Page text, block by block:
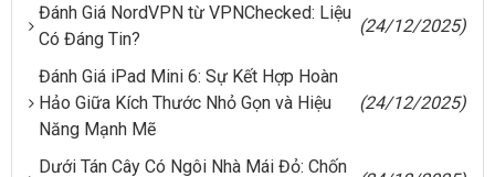
Đánh Giá NordVPN từ VPNChecked: Liệu
Có Đáng Tin?
(24/12/2025)
Đánh Giá iPad Mini 6: Sự Kết Hợp Hoàn
Hảo Giữa Kích Thước Nhỏ Gọn và Hiệu
Năng Mạnh Mẽ
(24/12/2025)
Dưới Tán Cây Có Ngôi Nhà Mái Đỏ: Chốn